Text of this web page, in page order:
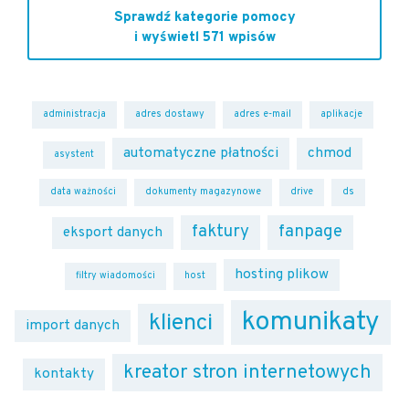
Sprawdź kategorie pomocy
i wyświetl 571 wpisów
administracja adres dostawy adres e-mail aplikacje
asystent automatyczne płatności chmod
data ważności dokumenty magazynowe drive ds
eksport danych faktury fanpage
filtry wiadomości host hosting plikow
import danych klienci komunikaty
kontakty kreator stron internetowych